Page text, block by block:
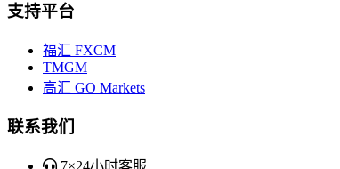
支持平台
福汇 FXCM
TMGM
高汇 GO Markets
联系我们
7×24小时客服